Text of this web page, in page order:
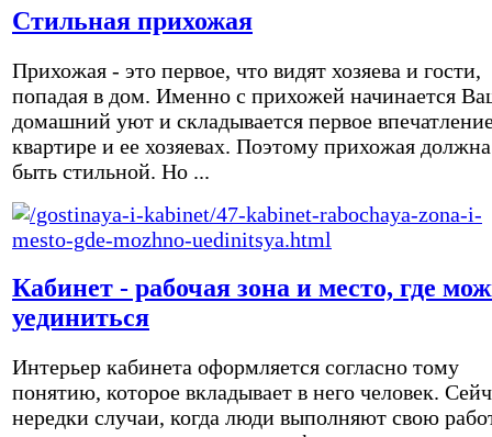
Стильная прихожая
Прихожая - это первое, что видят хозяева и гости,
попадая в дом. Именно с прихожей начинается
домашний уют и складывается первое
квартире и ее хозяевах. Поэтому прихожая должна
быть стильной. Но ...
Кабинет - рабочая зона и место, где
уединиться
Интерьер кабинета оформляется согласно тому
понятию, которое вкладывает в него человек.
нередки случаи, когда люди выполняют свою